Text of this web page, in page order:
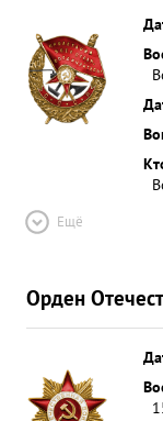
ЗНАМЯ. ...»
Ещё
Орден